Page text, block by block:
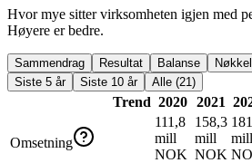
Hvor mye sitter virksomheten igjen med
Høyere er bedre.
Sammendrag Resultat Balanse
Siste 5 år
Siste 10 år Alle (21)
Trend 2020 2021
Omsetning
111,8
mill
NOK
158,3
mill
NOK
mill